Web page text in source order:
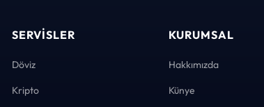
SERVISLER
Döviz
Kripto
KURUMSAL
Hakkımızda
Künye